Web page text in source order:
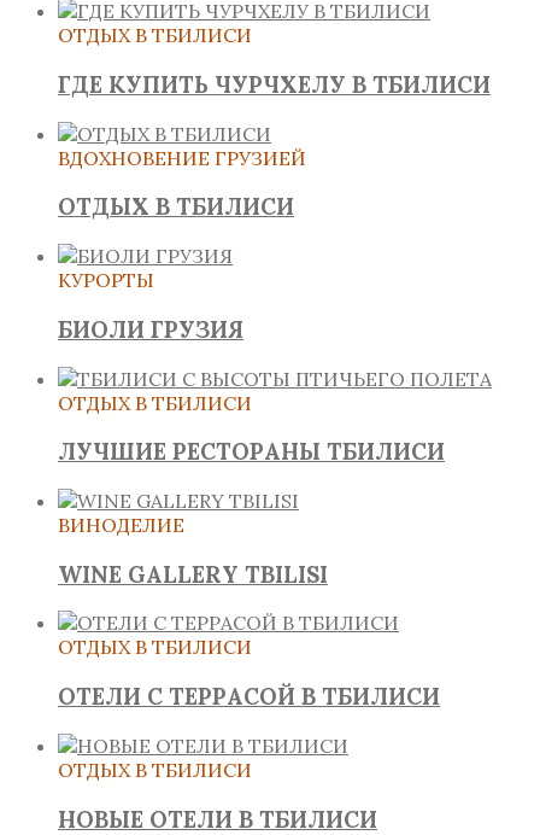
ОТДЫХ В ТБИЛИСИ
ГДЕ КУПИТЬ ЧУРЧХЕЛУ В ТБИЛИСИ
ВДОХНОВЕНИЕ ГРУЗИЕЙ
ОТДЫХ В ТБИЛИСИ
КУРОРТЫ
БИОЛИ ГРУЗИЯ
ОТДЫХ В ТБИЛИСИ
ЛУЧШИЕ РЕСТОРАНЫ ТБИЛИСИ
ВИНОДЕЛИЕ
WINE GALLERY TBILISI
ОТДЫХ В ТБИЛИСИ
ОТЕЛИ С ТЕРРАСОЙ В ТБИЛИСИ
ОТДЫХ В ТБИЛИСИ
НОВЫЕ ОТЕЛИ В ТБИЛИСИ